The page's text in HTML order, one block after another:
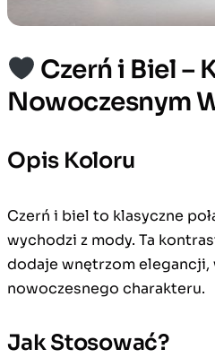
Czerń i Biel –
Nowoczesnym
Opis Koloru
Czerń i biel to klasyczne
wychodzi z mody. Ta
dodaje wnętrzom
nowoczesnego charakteru.
Jak Stosować?